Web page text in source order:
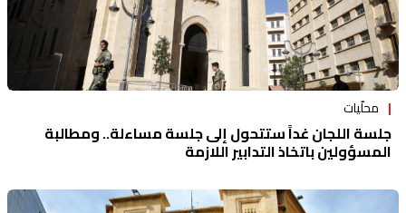
محلّيات
جلسة اللجان غداً ستتحول إلى جلسة مساءلة.. ومطالبة
المسؤولين باتخاذ التدابير اللازمة